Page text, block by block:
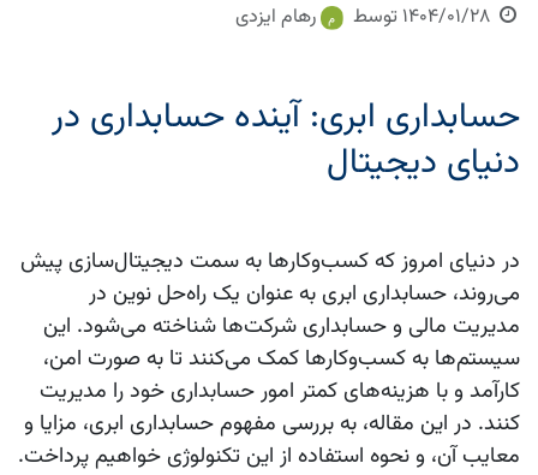
1404/01/28 توسط رهام ایزدی
حسابداری ابری: آینده حسابداری در
دنیای دیجیتال
در دنیای امروز که کسب‌وکارها به سمت دیجیتال‌سازی پیش
می‌روند، حسابداری ابری به عنوان یک راه‌حل نوین در
مدیریت مالی و حسابداری شرکت‌ها شناخته می‌شود. این
سیستم‌ها به کسب‌وکارها کمک می‌کنند تا به صورت امن،
کارآمد و با هزینه‌های کمتر امور حسابداری خود را مدیریت
کنند. در این مقاله، به بررسی مفهوم حسابداری ابری، مزایا و
معایب آن، و نحوه استفاده از این تکنولوژی خواهیم پرداخت.